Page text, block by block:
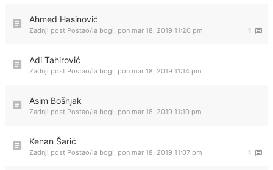
Ahmed Hasinović
1
Zadnji post Postao/la bogi, pon mar 18, 2019 11:20 pm
Adi Tahirović
Zadnji post Postao/la bogi, pon mar 18, 2019 11:14 pm
Asim Bošnjak
Zadnji post Postao/la bogi, pon mar 18, 2019 11:10 pm
Kenan Šarić
1
Zadnji post Postao/la bogi, pon mar 18, 2019 11:07 pm